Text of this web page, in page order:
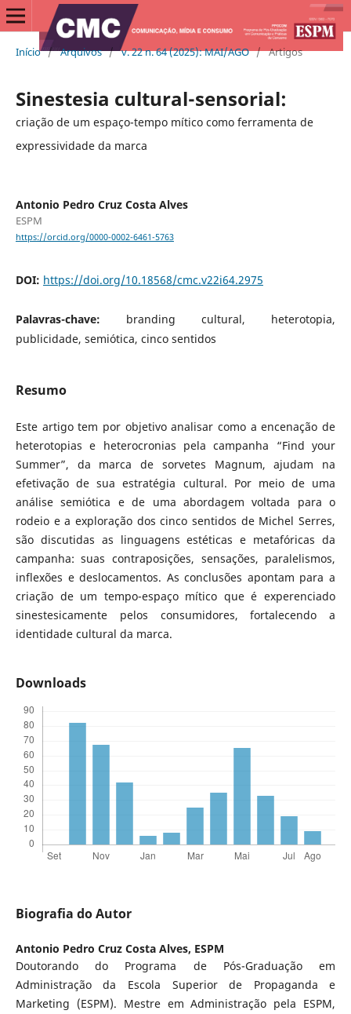
Início / Arquivos / v. 22 n. 64 (2025): MAI/AGO / Artigos
Sinestesia cultural-sensorial:
criação de um espaço-tempo mítico como ferramenta de
expressividade da marca
Antonio Pedro Cruz Costa Alves
ESPM
https://orcid.org/0000-0002-6461-5763
DOI: https://doi.org/10.18568/cmc.v22i64.2975
Palavras-chave: branding cultural, heterotopia,
publicidade, semiótica, cinco sentidos
Resumo
Este artigo tem por objetivo analisar como a encenação de
heterotopias e heterocronias pela campanha “Find your
Summer”, da marca de sorvetes Magnum, ajudam na
efetivação de sua estratégia cultural. Por meio de uma
análise semiótica e de uma abordagem voltada para o
rodeio e a exploração dos cinco sentidos de Michel Serres,
são discutidas as linguagens estéticas e metafóricas da
campanha: suas contraposições, sensações, paralelismos,
inflexões e deslocamentos. As conclusões apontam para a
criação de um tempo-espaço mítico que é experenciado
sinestesicamente pelos consumidores, fortalecendo a
identidade cultural da marca.
Downloads
Biografia do Autor
Antonio Pedro Cruz Costa Alves, ESPM
Doutorando do Programa de Pós-Graduação em
Administração da Escola Superior de Propaganda e
Marketing (ESPM). Mestre em Administração pela ESPM,